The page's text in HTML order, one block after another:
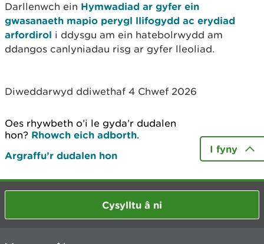
Darllenwch ein Hymwadiad ar gyfer ein
gwasanaeth mapio perygl llifogydd ac erydiad
arfordirol i ddysgu am ein hatebolrwydd am
ddangos canlyniadau risg ar gyfer lleoliad.
Diweddarwyd ddiwethaf 4 Chwef 2026
Oes rhywbeth o’i le gyda’r dudalen
hon? Rhowch eich adborth.
Argraffu’r dudalen hon
I fyny
Cysylltu â ni